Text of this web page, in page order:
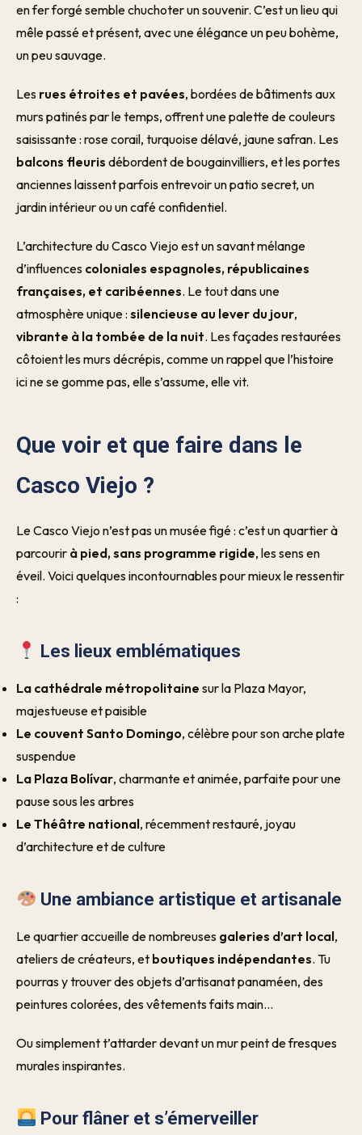
en fer forgé semble chuchoter un souvenir. C’est un lieu qui
mêle passé et présent, avec une élégance un peu bohème,
un peu sauvage.
Les rues étroites et pavées, bordées de bâtiments aux
murs patinés par le temps, offrent une palette de couleurs
saisissante : rose corail, turquoise délavé, jaune safran. Les
balcons fleuris débordent de bougainvilliers, et les portes
anciennes laissent parfois entrevoir un patio secret, un
jardin intérieur ou un café confidentiel.
L’architecture du Casco Viejo est un savant mélange
d’influences coloniales espagnoles, républicaines
françaises, et caribéennes. Le tout dans une
atmosphère unique : silencieuse au lever du jour,
vibrante à la tombée de la nuit. Les façades restaurées
côtoient les murs décrépis, comme un rappel que l’histoire
ici ne se gomme pas, elle s’assume, elle vit.
Que voir et que faire dans le
Casco Viejo ?
Le Casco Viejo n’est pas un musée figé : c’est un quartier à
parcourir à pied, sans programme rigide, les sens en
éveil. Voici quelques incontournables pour mieux le ressentir
:
Les lieux emblématiques
La cathédrale métropolitaine sur la Plaza Mayor,
majestueuse et paisible
Le couvent Santo Domingo, célèbre pour son arche plate
suspendue
La Plaza Bolívar, charmante et animée, parfaite pour une
pause sous les arbres
Le Théâtre national, récemment restauré, joyau
d’architecture et de culture
Une ambiance artistique et artisanale
Le quartier accueille de nombreuses galeries d’art local,
ateliers de créateurs, et boutiques indépendantes. Tu
pourras y trouver des objets d’artisanat panaméen, des
peintures colorées, des vêtements faits main…
Ou simplement t’attarder devant un mur peint de fresques
murales inspirantes.
Pour flâner et s’émerveiller